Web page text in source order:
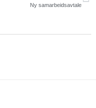
Ny samarbeidsavtale